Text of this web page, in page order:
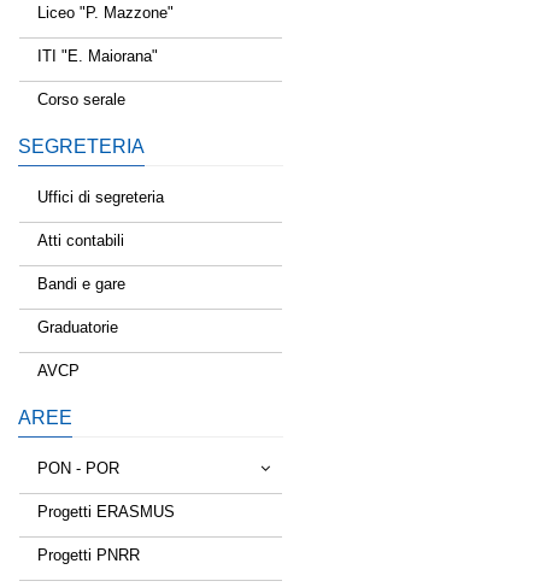
Liceo "P. Mazzone"
ITI "E. Maiorana"
Corso serale
SEGRETERIA
Uffici di segreteria
Atti contabili
Bandi e gare
Graduatorie
AVCP
AREE
PON - POR
Tessere la rete
Estate a scuola
Progetti ERASMUS
Progetti PNRR